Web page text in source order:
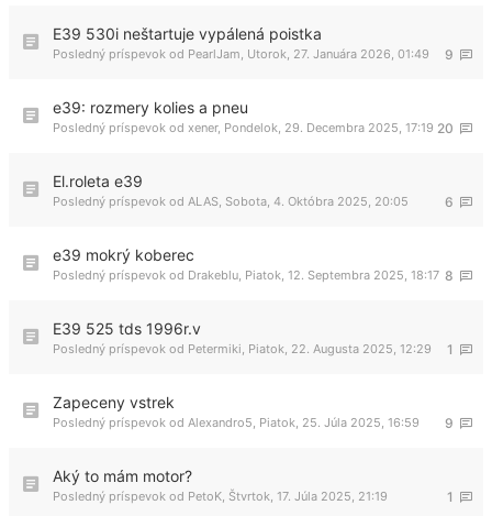
E39 530i neštartuje vypálená poistka
9
Posledný príspevok od PearlJam Utorok, 27. Januára 2026, 01:49
e39: rozmery kolies a pneu
20
Posledný príspevok od xener, Pondelok, 29. Decembra 2025, 17:19
El.roleta e39
6
Posledný príspevok od ALAS Sobota, 4. Októbra 2025, 20:05
e39 mokrý koberec
8
Posledný príspevok od Drakeblu Piatok, 12. Septembra 2025, 18:17
E39 525 tds 1996r.v
1
Posledný príspevok od Petermiki Piatok, 22. Augusta 2025, 12:29
Zapeceny vstrek
9
Posledný príspevok od Alexandro5 Piatok, 25. Júla 2025, 16:59
Aký to mám motor?
1
Posledný príspevok od PetoK Štvrtok, 17. Júla 2025, 21:19